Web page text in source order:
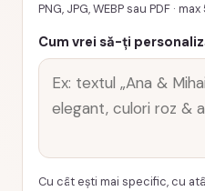
PNG, JPG, WEBP sau PDF · max
Cum vrei să-ți
Cu cât ești mai specific, cu